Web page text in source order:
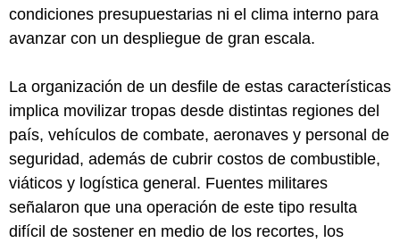
condiciones presupuestarias ni el clima interno para
avanzar con un despliegue de gran escala.
La organización de un desfile de estas características
implica movilizar tropas desde distintas regiones del
país, vehículos de combate, aeronaves y personal de
seguridad, además de cubrir costos de combustible,
viáticos y logística general. Fuentes militares
señalaron que una operación de este tipo resulta
difícil de sostener en medio de los recortes, los